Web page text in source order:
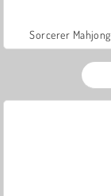
Sorcerer